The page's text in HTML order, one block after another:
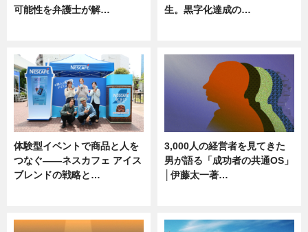
可能性を弁護士が解…
生。黒字化達成の…
体験型イベントで商品と人を
つなぐ――ネスカフェ アイス
ブレンドの戦略と…
3,000人の経営者を見てきた
男が語る「成功者の共通OS」
│伊藤太一著…